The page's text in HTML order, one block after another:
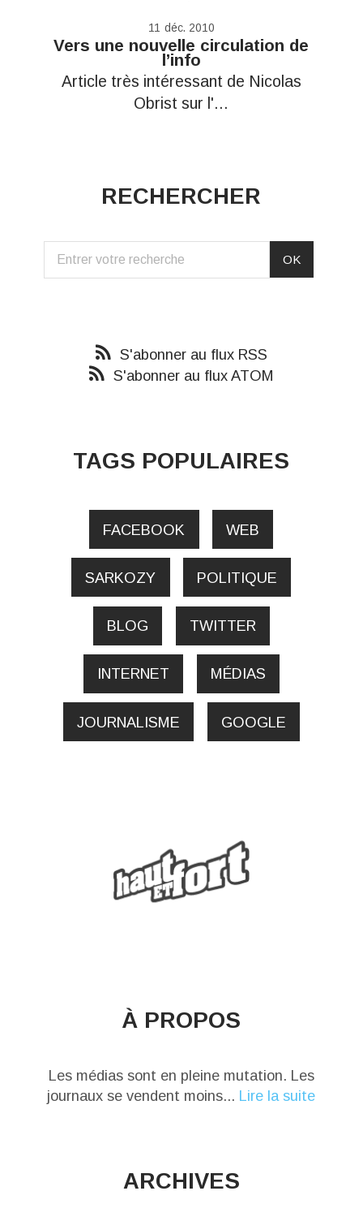
11 déc. 2010
Vers une nouvelle circulation de
l’info
Article très intéressant de Nicolas
Obrist sur l'...
RECHERCHER
S'abonner au flux RSS
S'abonner au flux ATOM
TAGS POPULAIRES
FACEBOOK WEB
SARKOZY POLITIQUE
BLOG TWITTER
INTERNET MÉDIAS
JOURNALISME GOOGLE
À PROPOS
Les médias sont en pleine mutation. Les
journaux se vendent moins... Lire la suite
ARCHIVES